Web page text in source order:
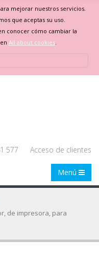
mejorar nuestros servicios.
que aceptas su uso.
conocer cómo cambiar la
All about cookies.
577 Acceso de clientes
Menú
de impresora, para